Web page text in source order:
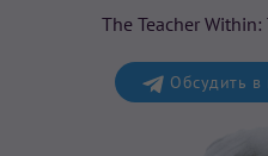
The Teacher
Обсудить в